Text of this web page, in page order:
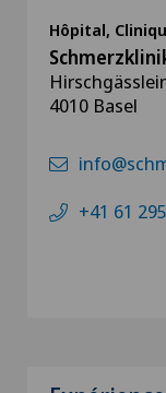
Hôpital,
4010 Basel
+41 61